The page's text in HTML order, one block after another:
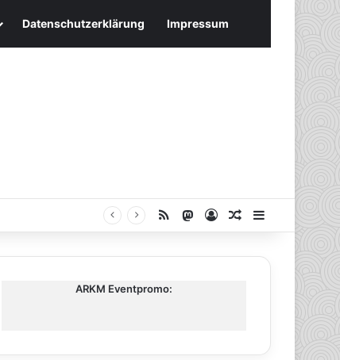
Datenschutzerklärung Impressum
RSS Mastodon
AnmeldenZufälliger
ARKM Eventpromo: